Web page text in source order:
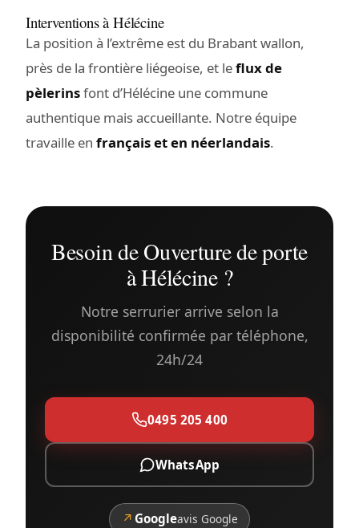
Interventions à Hélécine
La position à l’extrême est du Brabant wallon,
près de la frontière liégeoise, et leflux de
pèlerinsfont d’Hélécine une commune
authentique mais accueillante. Notre équipe
travaille en français et en néerlandais.
Besoin de Ouverture de porte
à Hélécine ?
Notre serrurier arrive selon la
disponibilité confirmée par téléphone,
24h/24
0495 205 400
WhatsApp
↗ Googleavis Google